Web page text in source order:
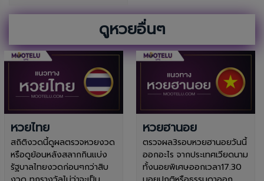
ดูหวยอื่นๆ
หวยไทย
สถิติงวดนี้ดูผลตรวจหวยงวด
หรือดูย้อนหลังสลากกินแบ่ง
รัฐบาลไทยงวดก่อนๆกว่าสิบ
หวยฮานอย
ตรวจผล3รอบหวยฮานอยวันนี้
ออกอะไร จากประเทศเวียดนาม
ทั้งนอยพิเศษออกเวลา17.30